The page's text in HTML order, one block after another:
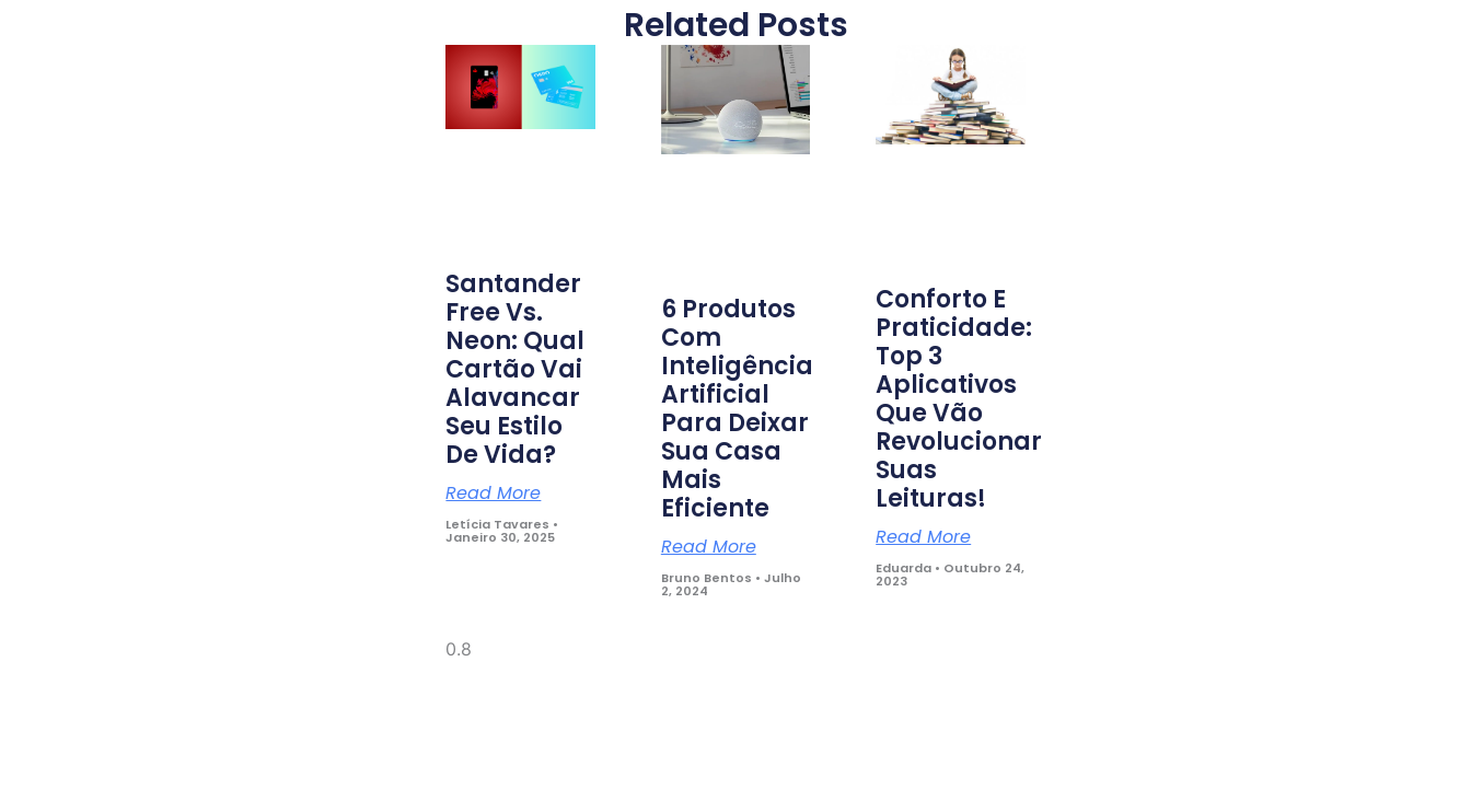
Related Posts
Santander
Free Vs.
Neon: Qual
Cartão Vai
Alavancar
Seu Estilo
De Vida?
Read More
Letícia Tavares
Janeiro 30, 2025
6 Produtos
Com
Inteligência
Artificial
Para Deixar
Sua Casa
Mais
Eficiente
Read More
Bruno Bentos Julho
2, 2024
Conforto E
Praticidade:
Top 3
Aplicativos
Que Vão
Revolucionar
Suas
Leituras!
Read More
Eduarda Outubro 24,
2023